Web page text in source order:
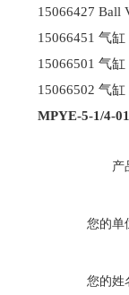
15066427
15066451
15066501
15066502
MPYE-5-1/4-
产
您的单
您的姓